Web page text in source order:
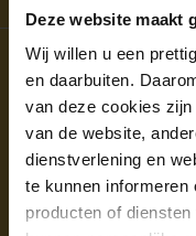
Deze website maakt
Wij willen u een
en daarbuiten.
van deze cookies
van de website,
dienstverlening en
te kunnen informeren
producten of
Succesvolle
Deelnemers van de
korting op
ZomerConcerten. Ook
georganiseerd voor
29 procent van de